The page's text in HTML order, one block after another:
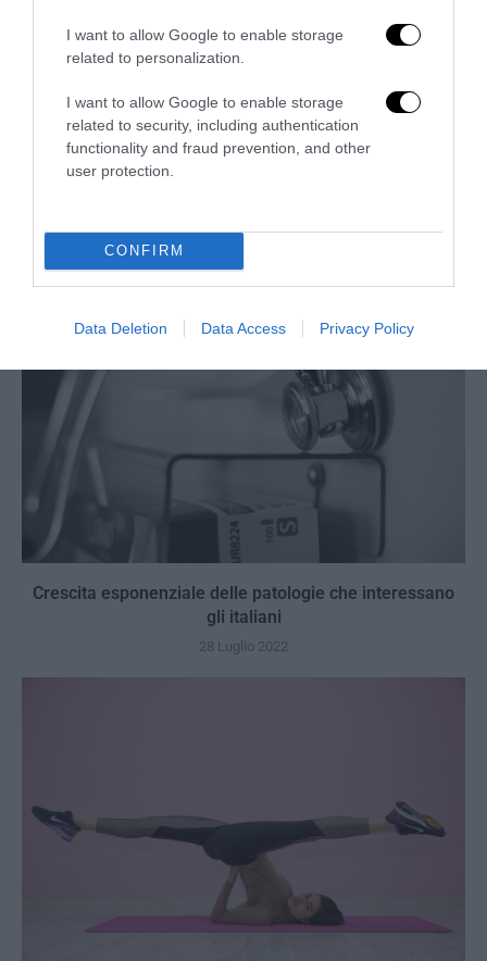
I want to allow Google to enable storage
related to personalization.
I want to allow Google to enable storage
related to security, including authentication
functionality and fraud prevention, and other
user protection.
CONFIRM
Data Deletion Data Access Privacy Policy
Uomini, volete vivere più delle donne? Sposatevi e
8 Agosto 2022
Crescita esponenziale delle patologie che interessano
gli italiani
28 Luglio 2022